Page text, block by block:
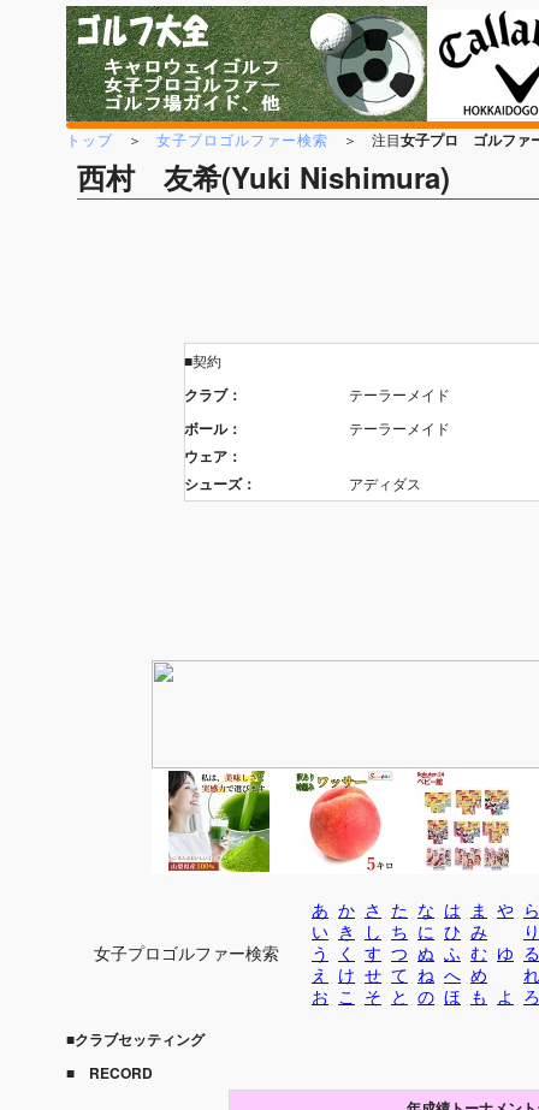
トップ ＞ 女子プロゴルファー検索 ＞ 注目女子プロ ゴルフ
西村 友希(Yuki Nishimura)
■契約
クラブ： テーラーメイド
ボール： テーラーメイド
ウェア：
シューズ：
アディダス
女子プロゴルファー検索
あ か さ た な は ま や ら
い き し ち に ひ み
り
う
く す つ ぬ ふ む ゆ る
え
け せ て ね へ め
れ
お こ そ と の ほ も よ ろ
■クラブセッティング
■ RECORD